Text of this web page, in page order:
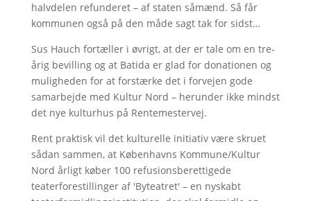
halvdelen refunderet – af staten såmænd. Så får
kommunen også på den måde sagt tak for sidst…
Sus Hauch fortæller i øvrigt, at der er tale om en tre-
årig bevilling og at Batida er glad for donationen og
muligheden for at forstærke det i forvejen gode
samarbejde med Kultur Nord – herunder ikke mindst
det nye kulturhus på Rentemestervej.
Rent praktisk vil det kulturelle initiativ være skruet
sådan sammen, at Københavns Kommune/Kultur
Nord årligt køber 100 refusionsberettigede
teaterforestillinger af 'Byteatret' – en nyskabt